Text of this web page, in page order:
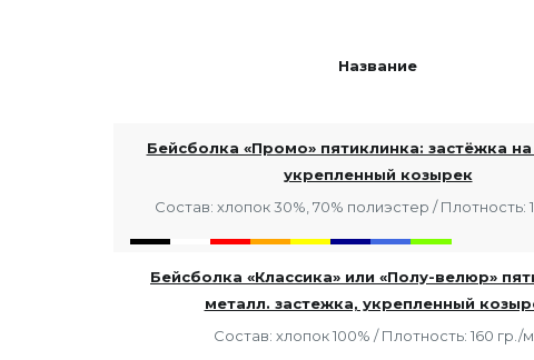
Название
Бейсболка «Промо» пятиклинка: застёжка на
укрепленный козырек
Состав: хлопок 30%, 70% полиэстер / Плотность:
Бейсболка «Классика» или «Полу-велюр»
металл. застежка, укрепленный
Состав: хлопок 100% / Плотность: 160 гр./